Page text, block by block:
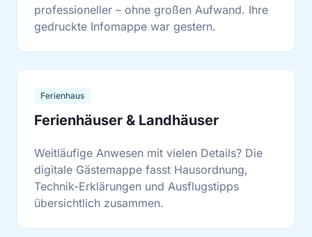
professioneller – ohne großen Aufwand. Ihre
gedruckte Infomappe war gestern.
Ferienhaus
Ferienhäuser & Landhäuser
Weitläufige Anwesen mit vielen Details? Die
digitale Gästemappe fasst Hausordnung,
Technik-Erklärungen und Ausflugstipps
übersichtlich zusammen.